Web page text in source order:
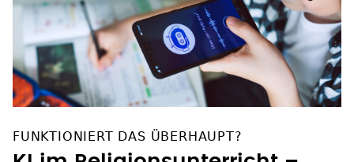
FUNKTIONIERT DAS ÜBERHAUPT?
KI im Religionsunterricht –